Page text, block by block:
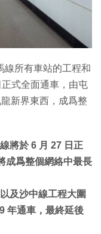
線所有車站的工程和
式全面通車，由屯
新界東西，成爲整
將於 6 月 27 日正
成爲整個網絡中最長
及沙中線工程大圍
年通車，最終延後